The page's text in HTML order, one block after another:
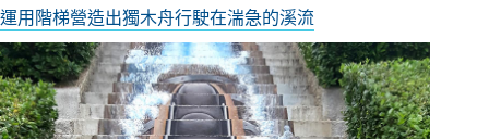
運用階梯營造出獨木舟行駛在湍急的溪流